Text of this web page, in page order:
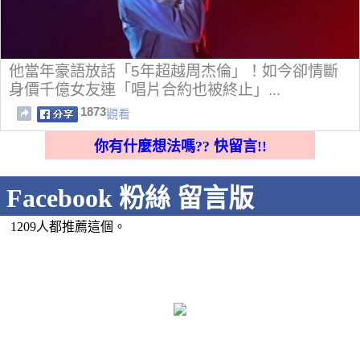
他當年豪語放話「5年超越周杰倫」！如今卻情斷
身價千億女友連「唱片合約也被終止」...
1873觀看
你有什麼想法嗎?? 快留言!!
Facebook 粉絲 留言版
1209人都推薦這個。